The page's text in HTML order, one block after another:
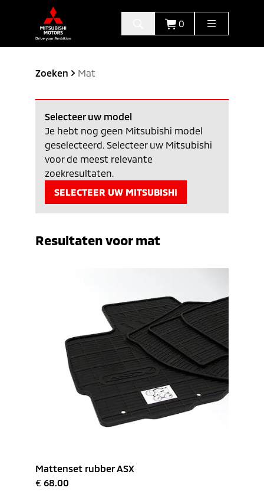
0
Zoeken Mat
Selecteer uw model
Je hebt nog geen Mitsubishi model
geselecteerd. Selecteer uw Mitsubishi
voor de meest relevante
zoekresultaten.
SELECTEER UW MITSUBISHI
Resultaten voormat
Mattenset rubber ASX
€ 68.00